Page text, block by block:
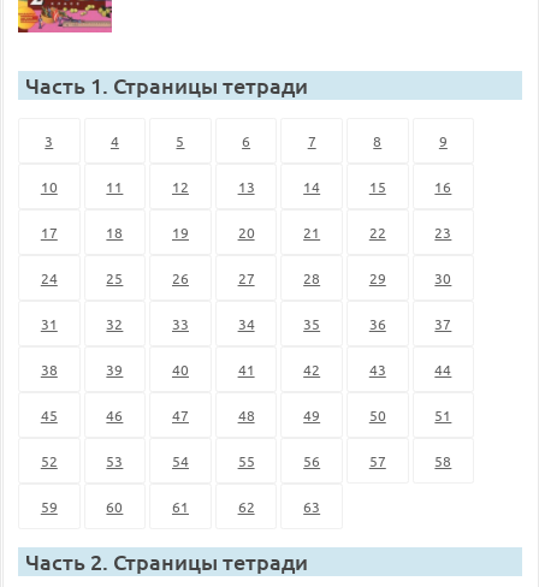
Часть 1. Страницы тетради
3 4 5 6 7 8 9
10 11 12 13 14 15 16
17 18 19 20 21 22 23
24 25 26 27 28 29 30
31 32 33 34 35 36 37
38 39 40 41 42 43 44
45 46 47 48 49 50 51
52 53 54 55 56 57 58
59 60 61 62 63
Часть 2. Страницы тетради